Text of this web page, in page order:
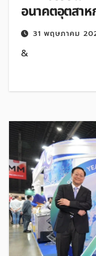
อนาคตอุตสาห
31 พฤษภาคม
&